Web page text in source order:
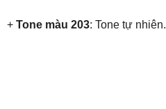
+ Tone màu 203: Tone tự nhiên.